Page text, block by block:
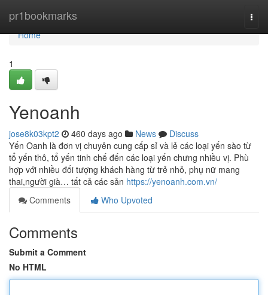
pr1bookmarks
Home
Home
1
Yenoanh
jose8k03kpt2 460 days ago News
Discuss
Yến Oanh là đơn vị chuyên cung cấp sỉ và lẻ các loại yến sào từ
tổ yến thô, tổ yến tinh chế đến các loại yến chưng nhiều vị. Phù
hợp với nhiều đối tượng khách hàng từ trẻ nhỏ, phụ nữ mang
thai,người già… tất cả các sản https://yenoanh.com.vn/
Comments
Who Upvoted
Comments
Submit a Comment
No HTML